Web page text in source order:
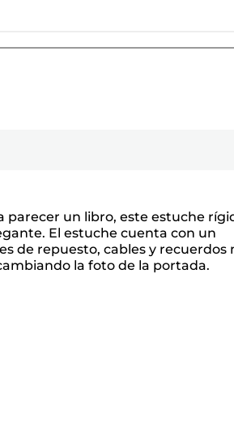
parecer un libro, este estuche
El estuche cuenta con un
de repuesto, cables y recuerdos
la foto de la portada.